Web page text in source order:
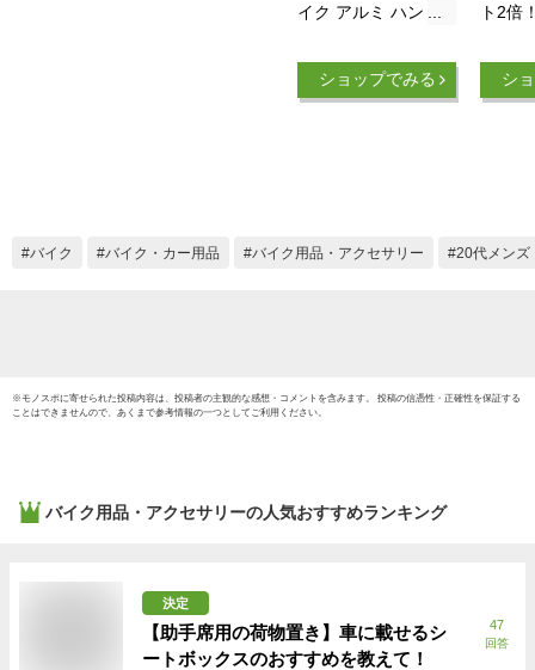
イク アルミ ハンド
ラバー 汎用 デザイ
ン 左右セット 非貫
ショップでみる
ト2倍
ハンド
PRO-
シ
バイク バイク・カー用品 バイク用品・アクセサリー 20代メンズ
※モノスポに寄せられた投稿内容は、投稿者の主観的な感想・コメントを含みます。 投稿の信憑性・正確性を保証する
ことはできませんので、あくまで参考情報の一つとしてご利用ください。
バイク用品・アクセサリーの人気おすすめランキング
決定
【助手席用の荷物置き】車に載せるシ
ートボックスのおすすめを教えて！
47
回答